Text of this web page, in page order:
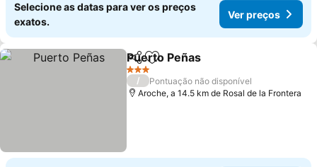
Selecione as datas para ver os preços
exatos.
Ver preços
PartilharAdicionar aos favoritos
Puerto Peñas
3 Estrelas
/
Pontuação não disponível
Aroche, a 14.5 km de Rosal de la Frontera